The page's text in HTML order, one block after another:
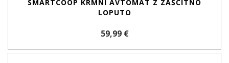
SMARTCOOP KRMNI AVTOMAT Z ZAŠČITNO
LOPUTO
59,99 €